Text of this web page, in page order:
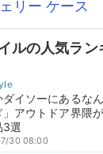
ルの人気ラン
ダイソーにあるな
アウトドア界隈
3選
30 08:00